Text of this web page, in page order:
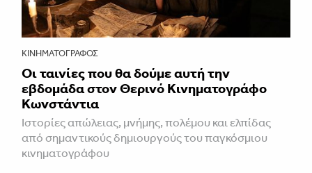
ΚΙΝΗΜΑΤΟΓΡΆΦΟΣ
Οι ταινίες που θα δούμε αυτή την
εβδομάδα στον Θερινό Κινηματογράφο
Κωνστάντια
Ιστορίες απώλειας, μνήμης, πολέμου και ελπίδας
από σημαντικούς δημιουργούς του παγκόσμιου
κινηματογράφου